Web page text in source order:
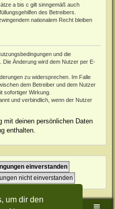
um dir den
a bis c gilt sinngemäß auch
des Betreibers.
nationalem Recht bleiben
und die
Änderung wird dem Nutzer per E-
zu widersprechen. Im Falle
dem Betreiber und dem Nutzer
sofortiger Wirkung.
und verbindlich, wenn der Nutzer
mit deinen persönlichen Daten
enthalten.
Foren-Übersicht